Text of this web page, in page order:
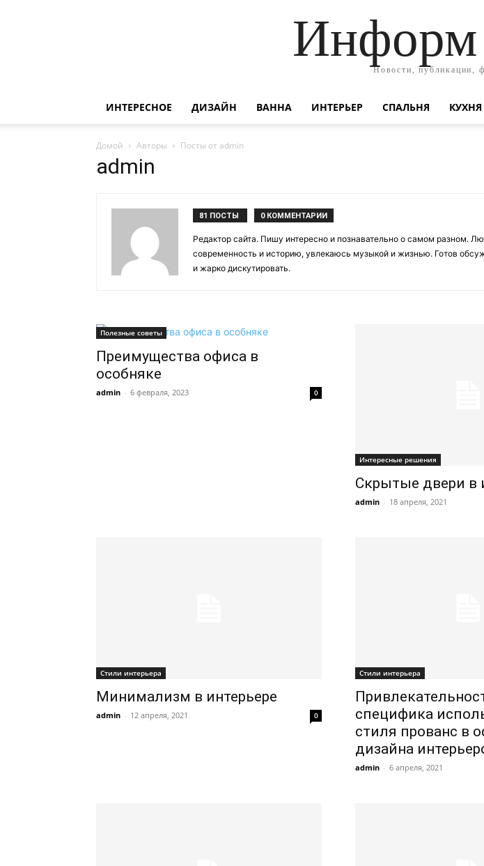
Информ
Новости, публикации,
ИНТЕРЕСНОЕ ДИЗАЙН ВАННА ИНТЕРЬЕР СПАЛЬНЯ КУХНЯ
Домой Авторы Посты от admin
admin
81 ПОСТЫ 0 КОММЕНТАРИИ
Редактор сайта. Пишу интересно и познавательно о самом разном.
современность и историю, увлекаюсь музыкой и жизнью. Готов
и жарко дискутировать.
Полезные советы
Преимущества офиса в
особняке
admin - 6 февраля, 2023 0
Интересные решения
Скрытые двери в
admin - 18 апреля, 2021
Стили интерьера
Минимализм в интерьере
admin - 12 апреля, 2021 0
Стили интерьера
специфика
стиля прованс в
дизайна
admin - 6 апреля, 2021